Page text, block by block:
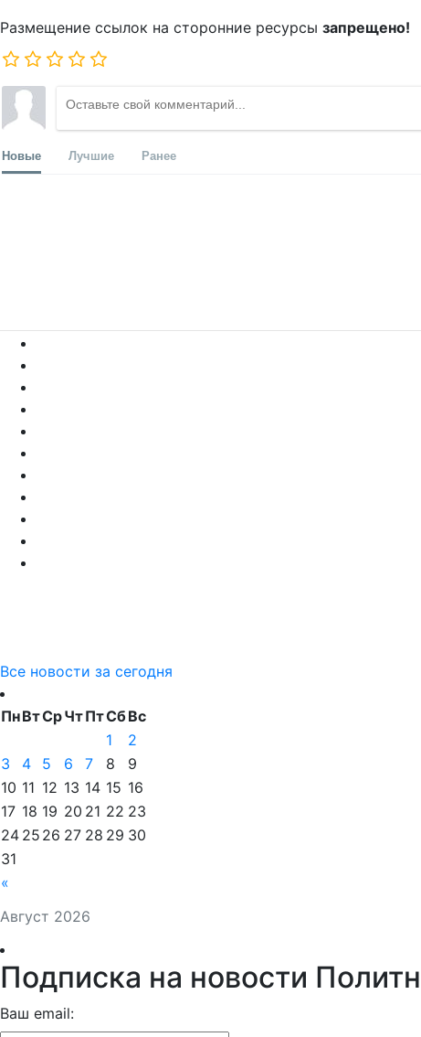
Размещение ссылок на сторонние ресурсы запрещено!
Новые Лучшие Ранее
Все новости за сегодня
Август 2026
ПнВтСрЧтПтСбВс
«
1
2
3
4 5 6 7 8
9
10 11 12 13 14 15 16
17 18 19 20 21 22 23
24 25 26 27 28 29 30
31
Подписка на новости
Ваш email: